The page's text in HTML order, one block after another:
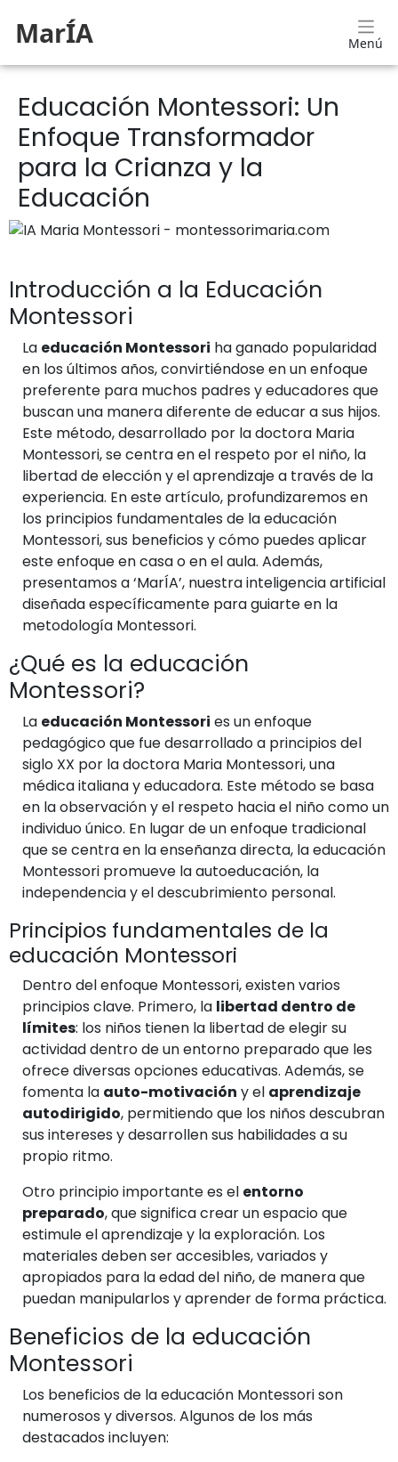
MarÍA Menú
Educación Montessori: Un
Enfoque Transformador
para la Crianza y la
Educación
Introducción a la Educación
Montessori
La educación Montessori ha ganado popularidad
en los últimos años, convirtiéndose en un enfoque
preferente para muchos padres y educadores que
buscan una manera diferente de educar a sus hijos.
Este método, desarrollado por la doctora Maria
Montessori, se centra en el respeto por el niño, la
libertad de elección y el aprendizaje a través de la
experiencia. En este artículo, profundizaremos en
los principios fundamentales de la educación
Montessori, sus beneficios y cómo puedes aplicar
este enfoque en casa o en el aula. Además,
presentamos a ‘MarÍA’, nuestra inteligencia artificial
diseñada específicamente para guiarte en la
metodología Montessori.
¿Qué es la educación
Montessori?
La educación Montessori es un enfoque
pedagógico que fue desarrollado a principios del
siglo XX por la doctora Maria Montessori, una
médica italiana y educadora. Este método se basa
en la observación y el respeto hacia el niño como un
individuo único. En lugar de un enfoque tradicional
que se centra en la enseñanza directa, la educación
Montessori promueve la autoeducación, la
independencia y el descubrimiento personal.
Principios fundamentales de la
educación Montessori
Dentro del enfoque Montessori, existen varios
principios clave. Primero, la libertad dentro de
límites: los niños tienen la libertad de elegir su
actividad dentro de un entorno preparado que les
ofrece diversas opciones educativas. Además, se
fomenta la auto-motivación y el aprendizaje
autodirigido, permitiendo que los niños descubran
sus intereses y desarrollen sus habilidades a su
propio ritmo.
Otro principio importante es el entorno
preparado, que significa crear un espacio que
estimule el aprendizaje y la exploración. Los
materiales deben ser accesibles, variados y
apropiados para la edad del niño, de manera que
puedan manipularlos y aprender de forma práctica.
Beneficios de la educación
Montessori
Los beneficios de la educación Montessori son
numerosos y diversos. Algunos de los más
destacados incluyen: